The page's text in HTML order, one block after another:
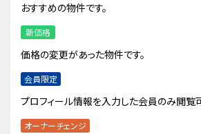
おすすめの物件です。
新価格
価格の変更があった物件です。
会員限定
プロフィール情報を入力した会員のみ閲覧
オーナーチェンジ